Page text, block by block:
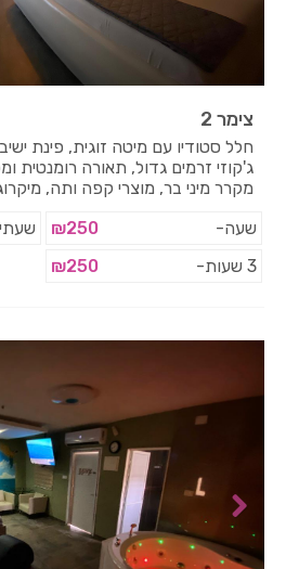
צימר 2
חלל סטודיו עם מיטה זוגית, פינת
ג'קוזי זרמים גדול, תאורה רומנטית
מקרר מיני בר, מוצרי קפה ותה,
שעה-
₪250
3 שעות-
₪250